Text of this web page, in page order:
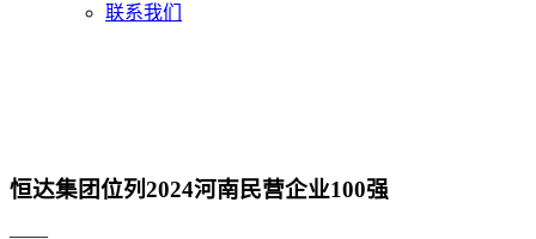
联系我们
恒达集团位列2024河南民营企业100强